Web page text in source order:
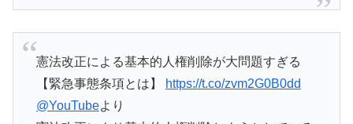
憲法改正による基本的人権削除が大問題すぎる
【緊急事態条項とは】
https://t.co/zvm2G0B0dd
@YouTubeより